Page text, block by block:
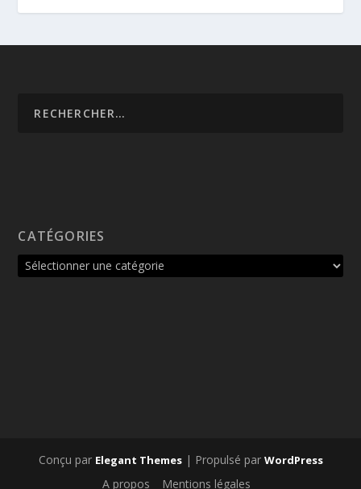
CATÉGORIES
Conçu par Elegant Themes| Propulsé par WordPress
A propos Mentions légales